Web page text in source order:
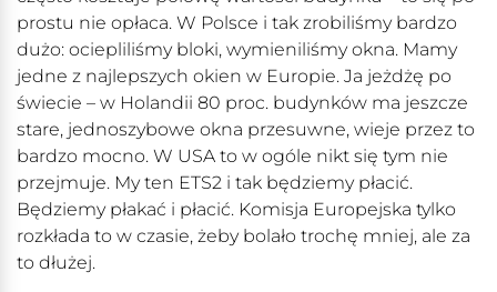
prostu nie opłaca. W Polsce i tak zrobiliśmy bardzo
dużo: ociepliliśmy bloki, wymieniliśmy okna. Mamy
jedne z najlepszych okien w Europie. Ja jeżdżę po
świecie – w Holandii 80 proc. budynków ma jeszcze
stare, jednoszybowe okna przesuwne, wieje przez to
bardzo mocno. W USA to w ogóle nikt się tym nie
przejmuje. My ten ETS2 i tak będziemy płacić.
Będziemy płakać i płacić. Komisja Europejska tylko
rozkłada to w czasie, żeby bolało trochę mniej, ale za
to dłużej.